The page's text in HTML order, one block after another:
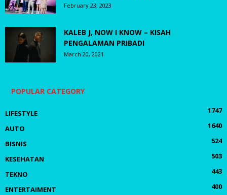
February 23, 2023
KALEB J, NOW I KNOW – KISAH
PENGALAMAN PRIBADI
March 20, 2021
POPULAR CATEGORY
LIFESTYLE
1747
AUTO
1640
BISNIS
524
KESEHATAN
503
TEKNO
443
ENTERTAIMENT
400